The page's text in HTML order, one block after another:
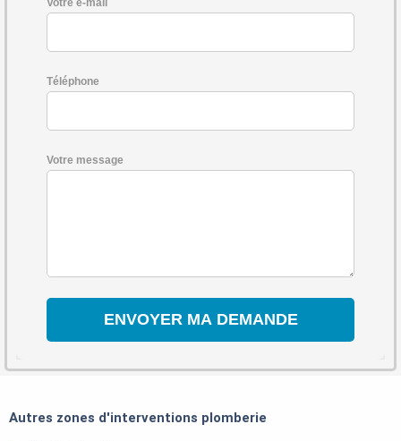
Téléphone
Votre message
Autres zones d'interventions plomberie